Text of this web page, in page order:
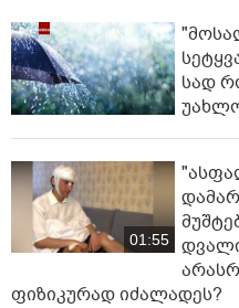
სად
01:55
ფიზიკურად იძალადეს?